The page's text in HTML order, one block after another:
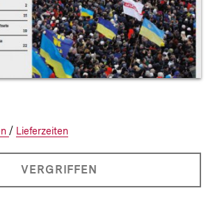
und
/ Interner
Informationen
Lieferzeiten
PRODUKT
NICHT
VERGRIFFEN